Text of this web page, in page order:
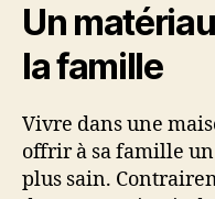
Un
la famille
Vivre dans une
offrir à sa famille
plus sain.